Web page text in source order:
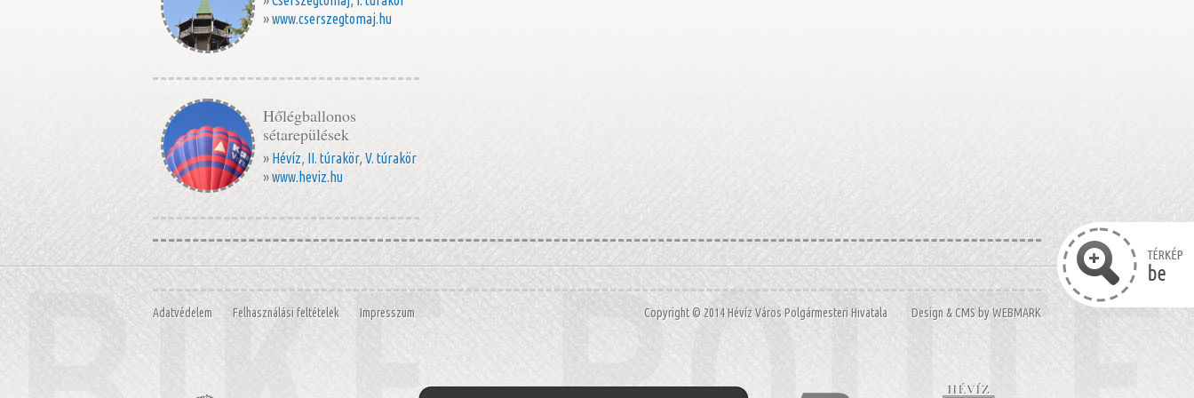
»www.cserszegtomaj.hu
Hőlégballonos
sétarepülések
» Hévíz, II. túrakör, V. túrakör
»www.heviz.hu
Adatvédelem Felhasználási feltételek Impresszum Copyright © 2014 Hévíz Város Polgármesteri Hivatala Design & CMS byWEBMARK